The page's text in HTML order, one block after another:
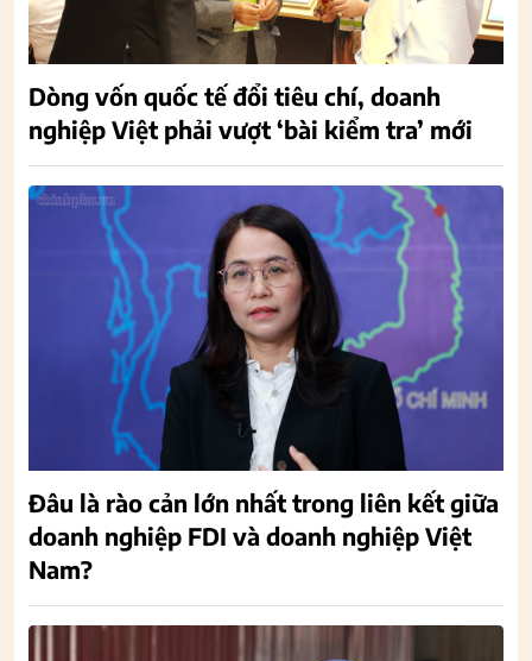
Dòng vốn quốc tế đổi tiêu chí, doanh
nghiệp Việt phải vượt ‘bài kiểm tra’ mới
Đâu là rào cản lớn nhất trong liên kết giữa
doanh nghiệp FDI và doanh nghiệp Việt
Nam?